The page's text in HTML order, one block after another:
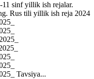
sinf yillik ish rejalar.
Rus tili yillik ish reja 2024
Tavsiya...